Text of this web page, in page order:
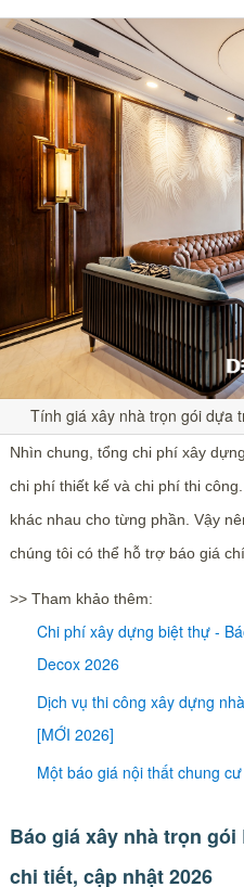
Tính giá xây nhà trọn gói dựa
Nhìn chung, tổng chi phí xây
chi phí thiết kế và chi phí thi
khác nhau cho từng phần. Vậy
chúng tôi có thể hỗ trợ báo giá
>> Tham khảo thêm:
Chi phí xây dựng biệt thự -
Decox 2026
Dịch vụ thi công xây dựng
[MỚI 2026]
Một báo giá nội thất chung
Báo giá xây nhà trọn
chi tiết, cập nhật 2026